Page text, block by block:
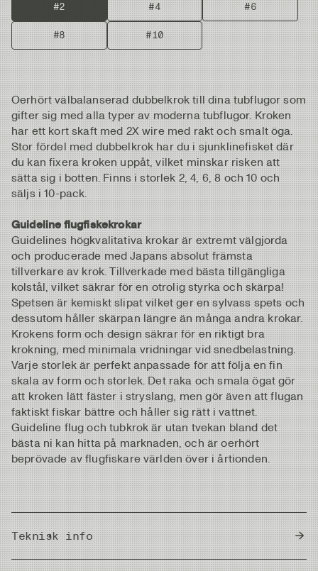
#2
#4 #6
#8 #10
Oerhört välbalanserad dubbelkrok till dina tubflugor som
gifter sig med alla typer av moderna tubflugor. Kroken
har ett kort skaft med 2X wire med rakt och smalt öga.
Stor fördel med dubbelkrok har du i sjunklinefisket där
du kan fixera kroken uppåt, vilket minskar risken att
sätta sig i botten. Finns i storlek 2, 4, 6, 8 och 10 och
säljs i 10-pack.
Guideline flugfiskekrokar
Guidelines högkvalitativa krokar är extremt välgjorda
och producerade med Japans absolut främsta
tillverkare av krok. Tillverkade med bästa tillgängliga
kolstål, vilket säkrar för en otrolig styrka och skärpa!
Spetsen är kemiskt slipat vilket ger en sylvass spets och
dessutom håller skärpan längre än många andra krokar.
Krokens form och design säkrar för en riktigt bra
krokning, med minimala vridningar vid snedbelastning.
Varje storlek är perfekt anpassade för att följa en fin
skala av form och storlek. Det raka och smala ögat gör
att kroken lätt fäster i stryslang, men gör även att flugan
faktiskt fiskar bättre och håller sig rätt i vattnet.
Guideline flug och tubkrok är utan tvekan bland det
bästa ni kan hitta på marknaden, och är oerhört
beprövade av flugfiskare världen över i årtionden.
Teknisk info